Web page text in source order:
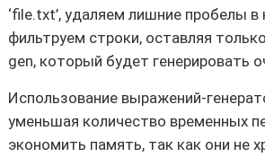
‘file.txt’, удаляем лишние пробелы
фильтруем строки, оставляя
gen, который будет генерировать
Использование выражений-
уменьшая количество временных
экономить память, так как они не